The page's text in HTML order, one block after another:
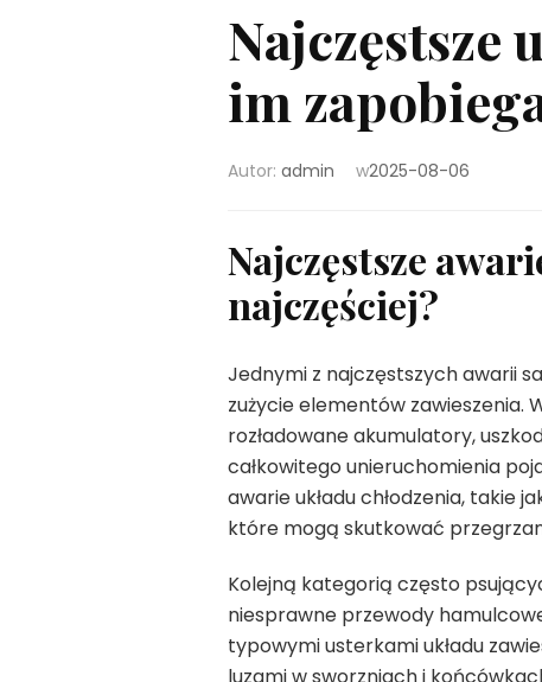
Najczęstsze
im
Autor: admin w2025-08-06
Najczęstsze
najczęściej?
Jednymi z najczęstszych awarii
zużycie elementów
rozładowane akumulatory,
całkowitego unieruchomienia
awarie układu chłodzenia, takie
które mogą skutkować
Kolejną kategorią często
niesprawne przewody
typowymi usterkami układu
luzami w sworzniach i